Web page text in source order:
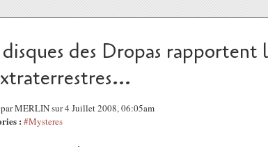
des Dropas rapportent
MERLIN sur 4 Juillet 2008, 06:05am
: #Mysteres